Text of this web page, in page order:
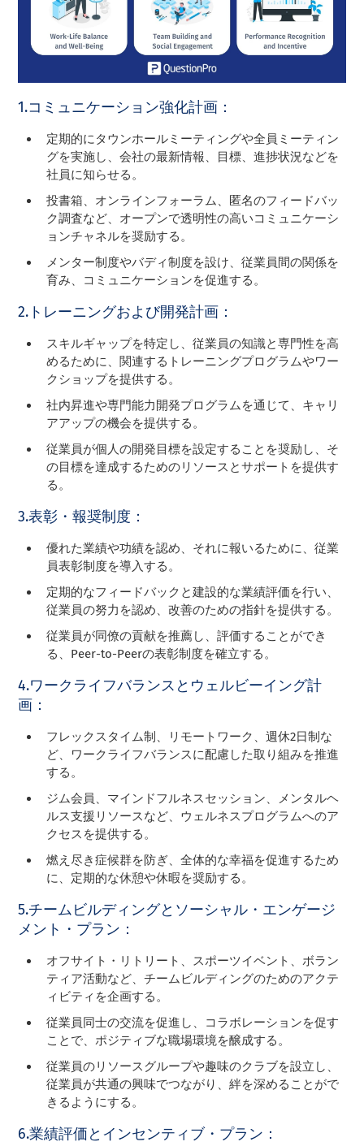
1.コミュニケーション強化計画：
定期的にタウンホールミーティングや全員ミーティン
グを実施し、会社の最新情報、目標、進捗状況などを
社員に知らせる。
投書箱、オンラインフォーラム、匿名のフィードバッ
ク調査など、オープンで透明性の高いコミュニケーシ
ョンチャネルを奨励する。
メンター制度やバディ制度を設け、従業員間の関係を
育み、コミュニケーションを促進する。
2.トレーニングおよび開発計画：
スキルギャップを特定し、従業員の知識と専門性を高
めるために、関連するトレーニングプログラムやワー
クショップを提供する。
社内昇進や専門能力開発プログラムを通じて、キャリ
アアップの機会を提供する。
従業員が個人の開発目標を設定することを奨励し、そ
の目標を達成するためのリソースとサポートを提供す
る。
3.表彰・報奨制度：
優れた業績や功績を認め、それに報いるために、従業
員表彰制度を導入する。
定期的なフィードバックと建設的な業績評価を行い、
従業員の努力を認め、改善のための指針を提供する。
従業員が同僚の貢献を推薦し、評価することができ
る、Peer-to-Peerの表彰制度を確立する。
4.ワークライフバランスとウェルビーイング計
画：
フレックスタイム制、リモートワーク、週休2日制な
ど、ワークライフバランスに配慮した取り組みを推進
する。
ジム会員、マインドフルネスセッション、メンタルヘ
ルス支援リソースなど、ウェルネスプログラムへのア
クセスを提供する。
燃え尽き症候群を防ぎ、全体的な幸福を促進するため
に、定期的な休憩や休暇を奨励する。
5.チームビルディングとソーシャル・エンゲージ
メント・プラン：
オフサイト・リトリート、スポーツイベント、ボラン
ティア活動など、チームビルディングのためのアクテ
ィビティを企画する。
従業員同士の交流を促進し、コラボレーションを促す
ことで、ポジティブな職場環境を醸成する。
従業員のリソースグループや趣味のクラブを設立し、
従業員が共通の興味でつながり、絆を深めることがで
きるようにする。
6.業績評価とインセンティブ・プラン：